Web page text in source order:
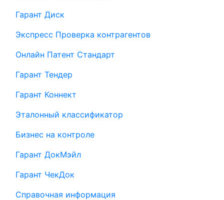
Гарант Диск
Экспресс Проверка контрагентов
Онлайн Патент Стандарт
Гарант Тендер
Гарант Коннект
Эталонный классификатор
Бизнес на контроле
Гарант ДокМэйл
Гарант ЧекДок
Справочная информация